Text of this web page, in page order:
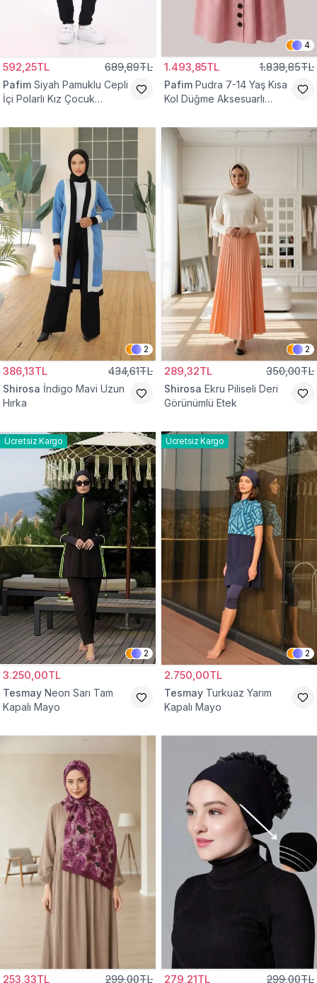
592,25TL 689,89TL
Pafim Siyah Pamuklu Cepli
İçi Polarlı Kız Çocuk
4
1.493,85TL 1.838,85TL
Pafim Pudra 7-14 Yaş Kısa
Kol Düğme Aksesuarlı
2
386,13TL 434,61TL
Shirosa İndigo Mavi Uzun
Hırka
2
289,32TL 350,00TL
Shirosa Ekru Piliseli Deri
Görünümlü Etek
Ücretsiz Kargo
2
3.250,00TL
Tesmay Neon Sarı Tam
Kapalı Mayo
Ücretsiz Kargo
2
2.750,00TL
Tesmay Turkuaz Yarım
Kapalı Mayo
253,33TL 299,00TL 279,21TL 299,00TL